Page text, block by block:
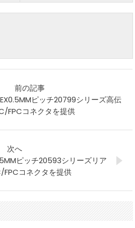
前の記事
ピッチ20799シリーズ高伝
FPCコネクタを提供
次へ
ピッチ20593シリーズリア
FPCコネクタを提供